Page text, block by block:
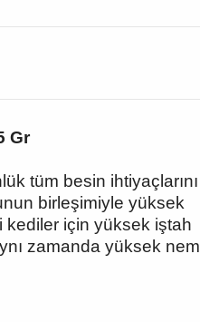
Gr
tüm besin ihtiyaçlarını
birleşimiyle yüksek
kediler için yüksek iştah
zamanda yüksek nem